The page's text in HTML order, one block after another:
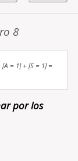
8
= 1] + [S = 1] =
por los